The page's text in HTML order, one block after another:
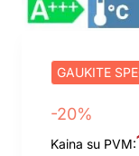
GAUKITE
-20%
Kaina su PVM: